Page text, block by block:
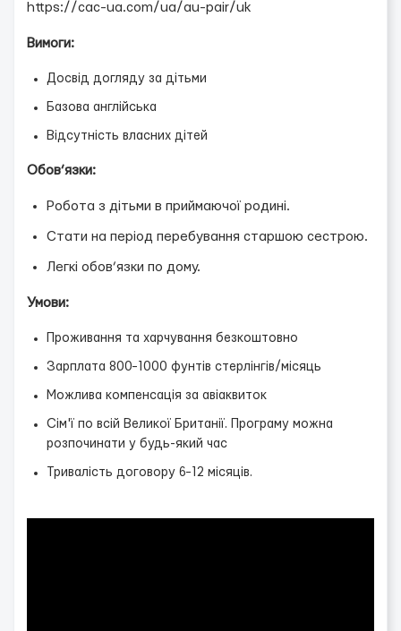
https://cac-ua.com/ua/au-pair/uk
Вимоги:
Досвід догляду за дітьми
Базова англійська
Відсутність власних дітей
Обов’язки:
Робота з дітьми в приймаючої родині.
Стати на період перебування старшою сестрою.
Легкі обов’язки по дому.
Умови:
Проживання та харчування безкоштовно
Зарплата 800−1000 фунтів стерлінгів/місяць
Можлива компенсація за авіаквиток
Сім'ї по всій Великої Британії. Програму можна
розпочинати у будь-який час
Тривалість договору 6−12 місяців.